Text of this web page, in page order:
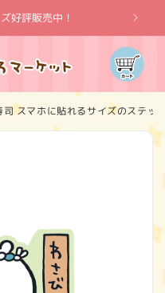
好評販売中！
カ
ー
ト
司 スマホに貼れるサイズのステッ